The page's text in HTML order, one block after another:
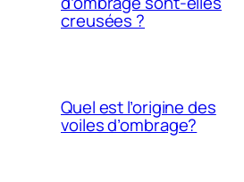
creusées ?
Quel est l’origine des
voiles d’ombrage?